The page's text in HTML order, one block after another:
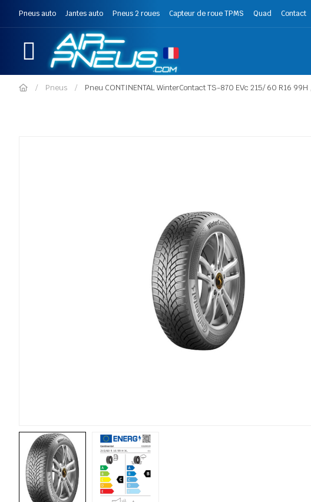
Pneus auto Jantes auto Pneus 2 roues Capteur de roue TPMS Quad Contact
Pneus Pneu CONTINENTAL WinterContact TS-870 EVc 215/ 60 R16 99H